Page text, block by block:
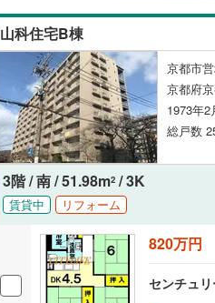
山科住宅B棟
京都市
京都府
1973年2
総戸数
3階 / 南 / 51.98m2 / 3K
賃貸中 リフォーム
820万円
センチュ
該当物件0件
与謝
該当物件0件
該当物件0件
該当物件0件
該当物件0件
階下
構造・規
立地
最寄
該当物件0件